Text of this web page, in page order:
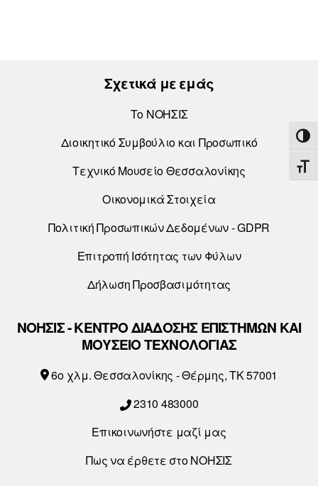
Σχετικά με εμάς
Το ΝΟΗΣΙΣ
Διοικητικό Συμβούλιο και Προσωπικό
Τεχνικό Μουσείο Θεσσαλονίκης
Οικονομικά Στοιχεία
Πολιτική Προσωπικών Δεδομένων - GDPR
Επιτροπή Ισότητας των Φύλων
Δήλωση Προσβασιμότητας
ΝΟΗΣΙΣ - ΚΕΝΤΡΟ ΔΙΑΔΟΣΗΣ ΕΠΙΣΤΗΜΩΝ ΚΑΙ
ΜΟΥΣΕΙΟ ΤΕΧΝΟΛΟΓΙΑΣ
6o χλμ. Θεσσαλονίκης - Θέρμης, ΤΚ 57001
2310 483000
Επικοινωνήστε μαζί μας
Πως να έρθετε στο ΝΟΗΣΙΣ